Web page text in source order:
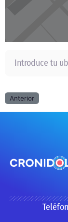
Anterior